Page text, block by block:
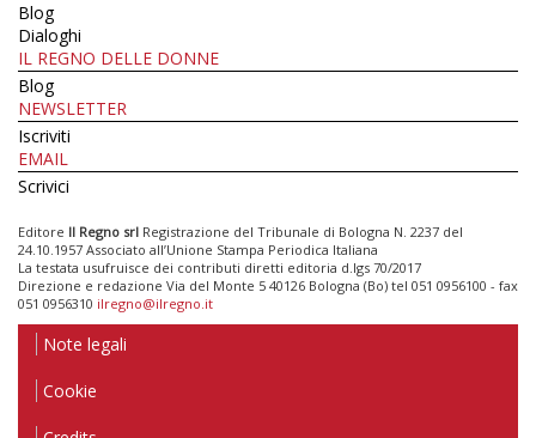
Blog
Dialoghi
IL REGNO DELLE DONNE
Blog
NEWSLETTER
Iscriviti
EMAIL
Scrivici
Editore Il Regno srl Registrazione del Tribunale di Bologna N. 2237 del
24.10.1957 Associato all’Unione Stampa Periodica Italiana
La testata usufruisce dei contributi diretti editoria d.lgs 70/2017
Direzione e redazione Via del Monte 5 40126 Bologna (Bo) tel 051 0956100 - fax
051 0956310 ilregno@ilregno.it
Note legali
Cookie